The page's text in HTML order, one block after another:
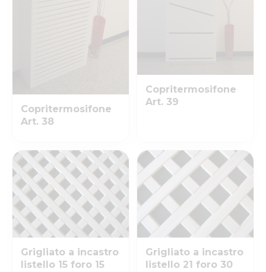
Copritermosifone
Art. 38
Copritermosifone
Art. 39
Grigliato a incastro
listello 15 foro 15
Grigliato a incastro
listello 21 foro 30